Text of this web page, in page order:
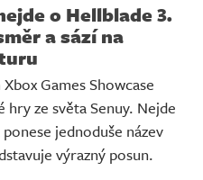
o Hellblade 3.
a sází na
Games Showcase
ze světa Senuy. Nejde
jednoduše název
výrazný posun.